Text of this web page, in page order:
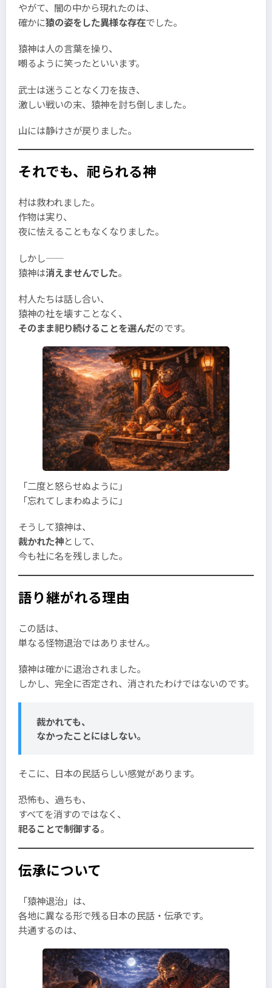
やがて、闇の中から現れたのは、
確かに猿の姿をした異様な存在でした。
猿神は人の言葉を操り、
嘲るように笑ったといいます。
武士は迷うことなく刀を抜き、
激しい戦いの末、猿神を討ち倒しました。
山には静けさが戻りました。
それでも、祀られる神
村は救われました。
作物は実り、
夜に怯えることもなくなりました。
しかし――
猿神は消えませんでした。
村人たちは話し合い、
猿神の社を壊すことなく、
そのまま祀り続けることを選んだのです。
「二度と怒らせぬように」
「忘れてしまわぬように」
そうして猿神は、
裁かれた神として、
今も社に名を残しました。
語り継がれる理由
この話は、
単なる怪物退治ではありません。
猿神は確かに退治されました。
しかし、完全に否定され、消されたわけではないのです。
裁かれても、
なかったことにはしない。
そこに、日本の民話らしい感覚があります。
恐怖も、過ちも、
すべてを消すのではなく、
祀ることで制御する。
伝承について
「猿神退治」は、
各地に異なる形で残る日本の民話・伝承です。
共通するのは、